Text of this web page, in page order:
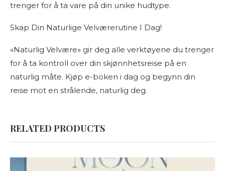
trenger for å ta vare på din unike hudtype.
Skap Din Naturlige Velværerutine I Dag!
«Naturlig Velvære» gir deg alle verktøyene du trenger
for å ta kontroll over din skjønnhetsreise på en
naturlig måte. Kjøp e-boken i dag og begynn din
reise mot en strålende, naturlig deg.
RELATED PRODUCTS